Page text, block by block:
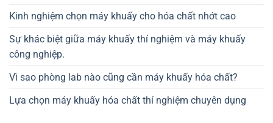
Kinh nghiệm chọn máy khuấy cho hóa chất nhớt cao
Sự khác biệt giữa máy khuấy thí nghiệm và máy khuấy
công nghiệp.
Vì sao phòng lab nào cũng cần máy khuấy hóa chất?
Lựa chọn máy khuấy hóa chất thí nghiệm chuyên dụng